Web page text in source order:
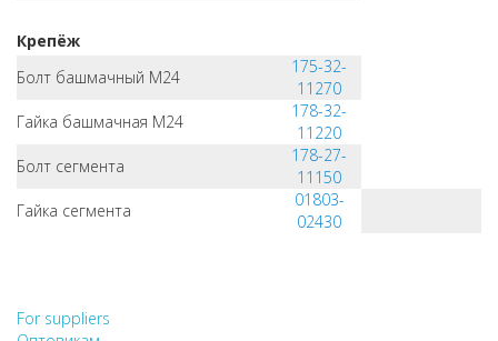
Крепёж
Болт башмачный M24
175-32-
11270
Гайка башмачная M24
178-32-
11220
Болт сегмента
178-27-
11150
Гайка сегмента
01803-
02430
For suppliers